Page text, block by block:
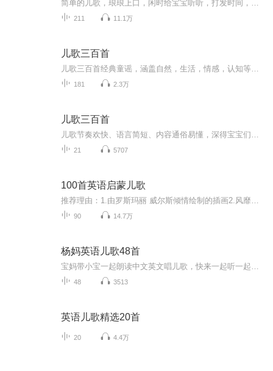
211 11.1万
儿歌三百首
181 2.3万
儿歌三百首
21 5707
100首英语启蒙儿歌
90 14.7万
杨妈英语儿歌48首
48 3513
英语儿歌精选20首
20 4.4万